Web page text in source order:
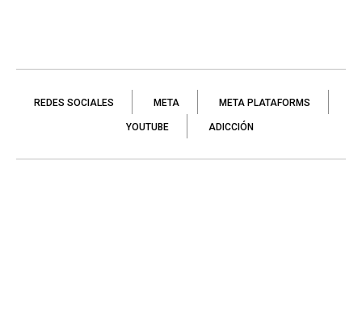
REDES SOCIALES META META PLATAFORMS
YOUTUBE ADICCIÓN